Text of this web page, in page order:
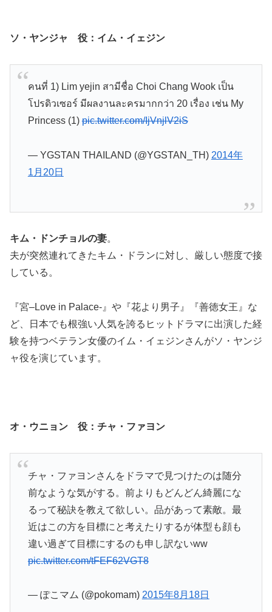
ソ・ヤンジャ 役：イム・イェジン
คนที่ 1) Lim yejin สามีชื่อ Choi Chang Wook เป็น
โปรดิวเซอร์ มีผลงานละครมากกว่า 20 เรื่อง เช่น My
Princess (1)pic.twitter.com/IjVnjlV2iS
— YGSTAN THAILAND (@YGSTAN_TH) 2014年
1月20日
キム・ドンチョルの妻。
夫が突然連れてきたキム・ドランに対し、厳しい態度で接
している。
『宮–Love in Palace-』や『花より男子』『善徳女王』な
ど、日本でも根強い人気を誇るヒットドラマに出演した経
験を持つベテラン女優のイム・イェジンさんがソ・ヤンジ
ャ役を演じています。
オ・ウニョン 役：チャ・ファヨン
チャ・ファヨンさんをドラマで見つけたのは随分
前なような気がする。前よりもどんどん綺麗にな
るって秘訣を教えて欲しい。品があって素敵。最
近はこの方を目標にと考えたりするが体型も顔も
違い過ぎて目標にするのも申し訳ないww
pic.twitter.com/tFEF62VGT8
— ぽこマム (@pokomam) 2015年8月18日